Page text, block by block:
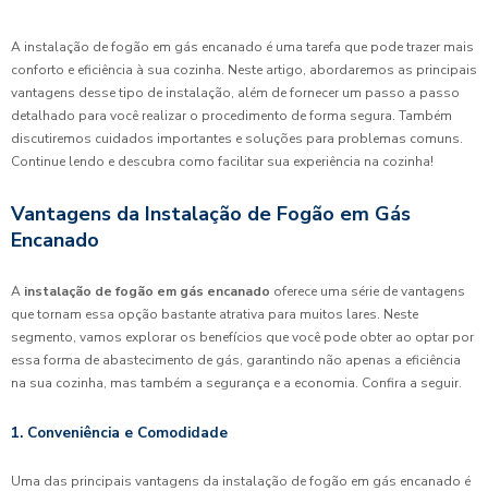
A instalação de fogão em gás encanado é uma tarefa que pode trazer mais
conforto e eficiência à sua cozinha. Neste artigo, abordaremos as principais
vantagens desse tipo de instalação, além de fornecer um passo a passo
detalhado para você realizar o procedimento de forma segura. Também
discutiremos cuidados importantes e soluções para problemas comuns.
Continue lendo e descubra como facilitar sua experiência na cozinha!
Vantagens da Instalação de Fogão em Gás
Encanado
A instalação de fogão em gás encanado oferece uma série de vantagens
que tornam essa opção bastante atrativa para muitos lares. Neste
segmento, vamos explorar os benefícios que você pode obter ao optar por
essa forma de abastecimento de gás, garantindo não apenas a eficiência
na sua cozinha, mas também a segurança e a economia. Confira a seguir.
1. Conveniência e Comodidade
Uma das principais vantagens da instalação de fogão em gás encanado é